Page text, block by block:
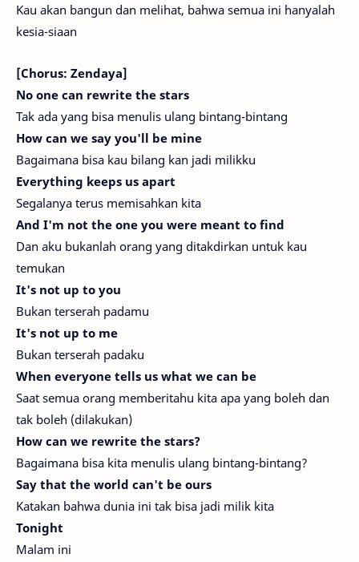
Kau akan bangun dan melihat, bahwa semua ini hanyalah
kesia-siaan
[Chorus: Zendaya]
No one can rewrite the stars
Tak ada yang bisa menulis ulang bintang-bintang
How can we say you'll be mine
Bagaimana bisa kau bilang kan jadi milikku
Everything keeps us apart
Segalanya terus memisahkan kita
And I'm not the one you were meant to find
Dan aku bukanlah orang yang ditakdirkan untuk kau
temukan
It's not up to you
Bukan terserah padamu
It's not up to me
Bukan terserah padaku
When everyone tells us what we can be
Saat semua orang memberitahu kita apa yang boleh dan
tak boleh (dilakukan)
How can we rewrite the stars?
Bagaimana bisa kita menulis ulang bintang-bintang?
Say that the world can't be ours
Katakan bahwa dunia ini tak bisa jadi milik kita
Tonight
Malam ini